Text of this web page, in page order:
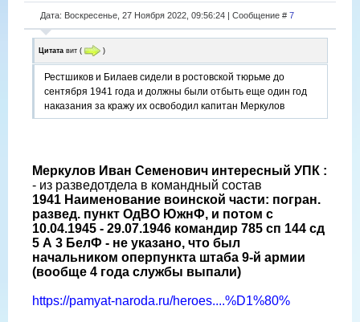
Дата: Воскресенье, 27 Ноября 2022, 09:56:24 | Сообщение # 7
Цитата вит ( )
Рестшиков и Билаев сидели в ростовской тюрьме до
сентября 1941 года и должны были отбыть еще один год
наказания за кражу их освободил капитан Меркулов
Меркулов Иван Семенович интересный УПК :
- из разведотдела в командный состав
1941 Наименование воинской части: погран.
развед. пункт ОдВО ЮжнФ, и потом с
10.04.1945 - 29.07.1946 командир 785 сп 144 сд
5 А 3 БелФ - не указано, что был
начальником оперпункта штаба 9-й армии
(вообще 4 года службы выпали)
https://pamyat-naroda.ru/heroes....%D1%80%